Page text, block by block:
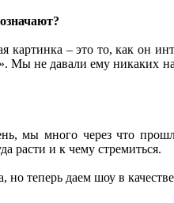
– это то, как он
Мы не давали ему
мы много через что
расти и к чему стремиться.
теперь даем шоу в